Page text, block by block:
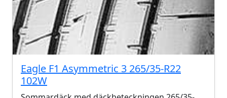
Eagle F1 Asymmetric 3 265/35-R22
102W